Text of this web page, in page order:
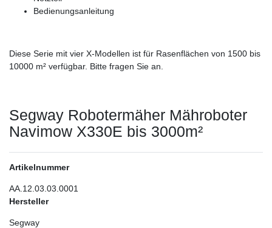
Bedienungsanleitung
Diese Serie mit vier X-Modellen ist für Rasenflächen von 1500 bis
10000 m² verfügbar. Bitte fragen Sie an.
Segway Robotermäher Mähroboter
Navimow X330E bis 3000m²
Artikelnummer
AA.12.03.03.0001
Hersteller
Segway